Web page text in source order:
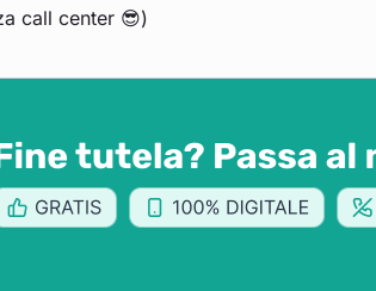
call center 😎)